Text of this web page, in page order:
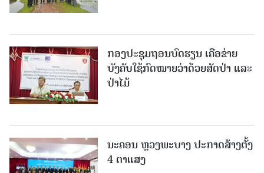
ກອງປະຊຸມຖອນບົດຮຽນ ເຄືອຂ່າຍ
ບັງຄັບໃຊ້ກົດໝາຍວ່າດ້ວຍສັດປ່າ ແລະ
ປ່າໄມ້
ນະຄອນ ຫຼວງພະບາງ ປະ​ກາດ​ສ້າງ​ຕັ້ງ
4 ຕາແສງ